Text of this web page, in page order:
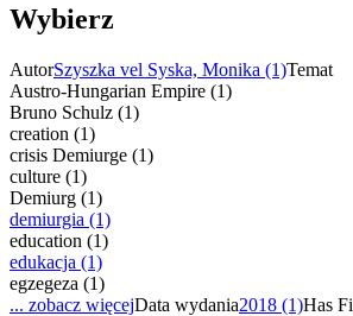
Wybierz
AutorSzyszka vel Syska, Monika (1)Temat
Austro-Hungarian Empire (1)
Bruno Schulz (1)
creation (1)
crisis Demiurge (1)
culture (1)
Demiurg (1)
demiurgia (1)
education (1)
edukacja (1)
egzegeza (1)
... zobacz więcejData wydania2018 (1)Has